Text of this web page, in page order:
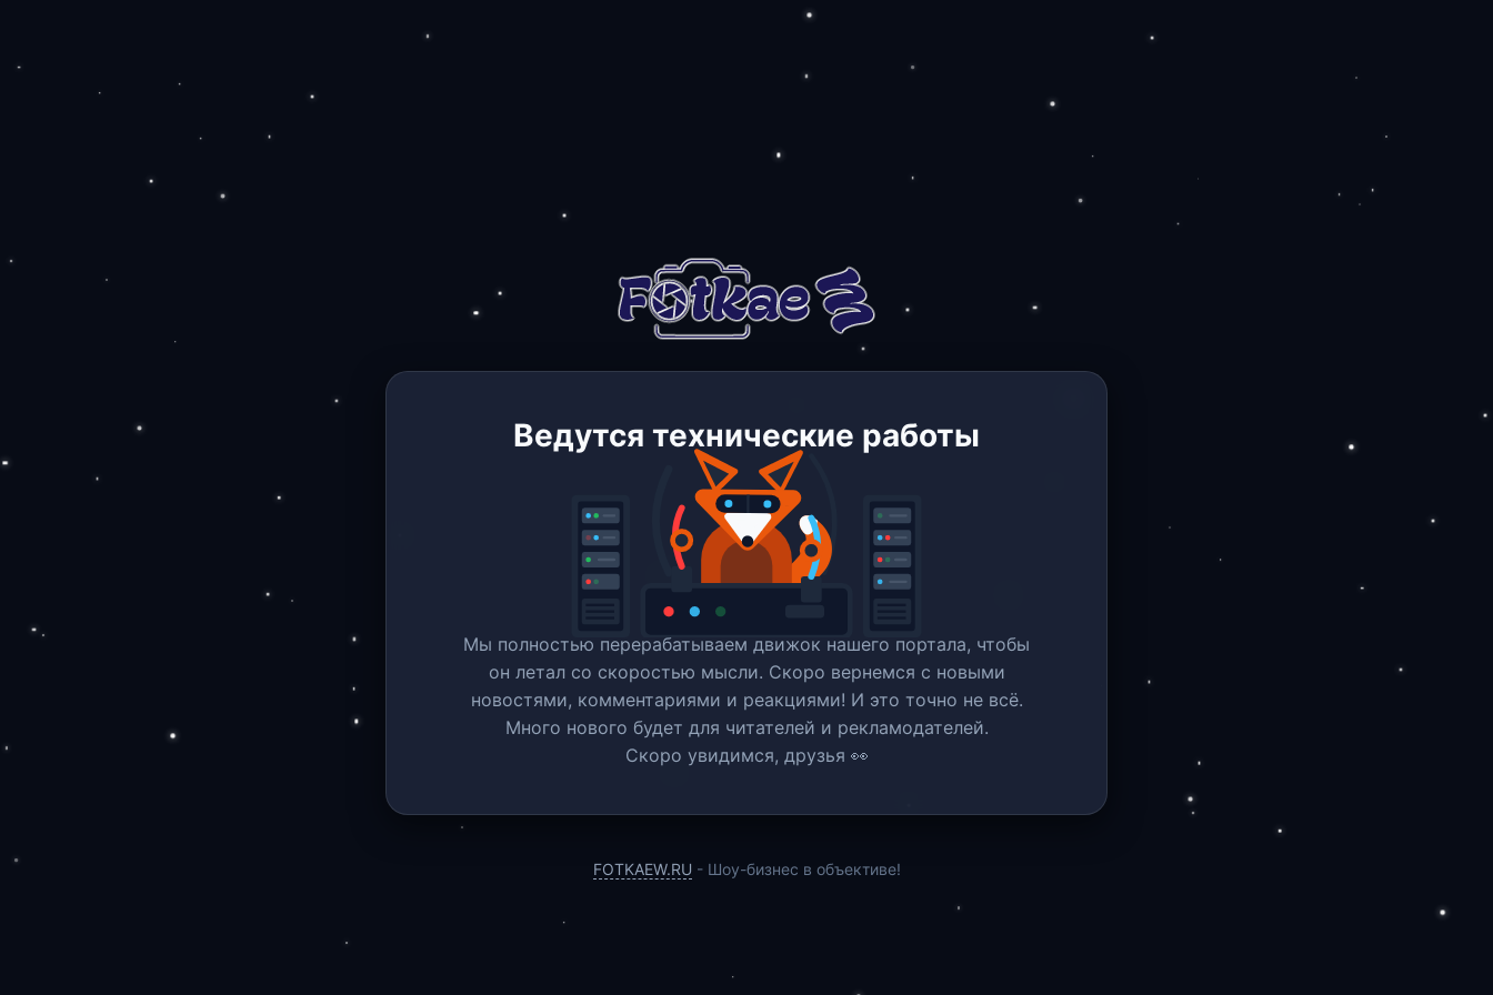
Ведутся технические работы
Мы полностью перерабатываем движок нашего портала, чтобы
он летал со скоростью мысли. Скоро вернемся c новыми
новостями, комментариями и реакциями! И это точно не всё.
Много нового будет для читателей и рекламодателей.
Скоро увидимся, друзья 👀
FOTKAEW.RU - Шоу-бизнес в объективе!